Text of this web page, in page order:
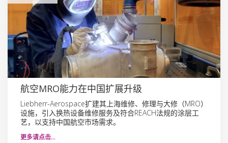
航空MRO能力在中国扩展升级
Liebherr-Aerospace扩建其上海维修、修理与大修（MRO）
设施，引入换热设备维修服务及符合REACH法规的涂层工
艺，以支持中国航空市场需求。
更多请点击…